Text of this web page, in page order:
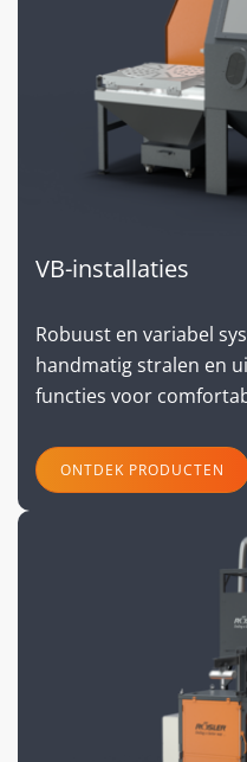
VB-installaties
Robuust en variabel
handmatig stralen en
functies voor
ONTDEK PRODUCTEN